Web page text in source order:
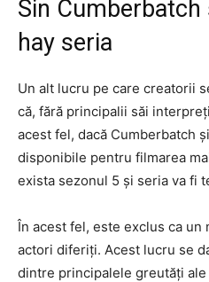
Sin Cumberbatch
hay seria
Un alt lucru pe care creatorii
că, fără principalii săi
acest fel, dacă Cumberbatch
disponibile pentru filmarea
exista sezonul 5 și seria va fi
În acest fel, este exclus ca un
actori diferiți. Acest lucru se
dintre principalele greutăți